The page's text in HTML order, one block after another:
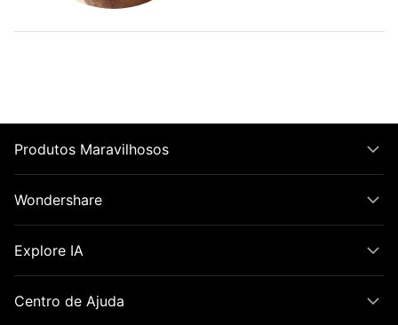
Produtos Maravilhosos
Wondershare
Explore IA
Centro de Ajuda